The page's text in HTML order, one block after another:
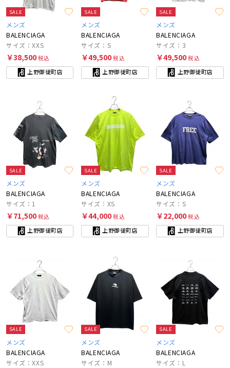
SALE
メンズ
BALENCIAGA
サイズ：XXS
￥38,500税込
上野御徒町店
SALE
メンズ
BALENCIAGA
サイズ：S
￥49,500税込
上野御徒町店
SALE
メンズ
BALENCIAGA
サイズ：3
￥49,500税込
上野御徒町店
SALE
メンズ
BALENCIAGA
サイズ：1
￥71,500税込
上野御徒町店
SALE
メンズ
BALENCIAGA
サイズ：XS
￥44,000税込
上野御徒町店
SALE
メンズ
BALENCIAGA
サイズ：S
￥22,000税込
上野御徒町店
SALE
メンズ
BALENCIAGA
サイズ：XXS
SALE
メンズ
BALENCIAGA
サイズ：M
SALE
メンズ
BALENCIAGA
サイズ：L